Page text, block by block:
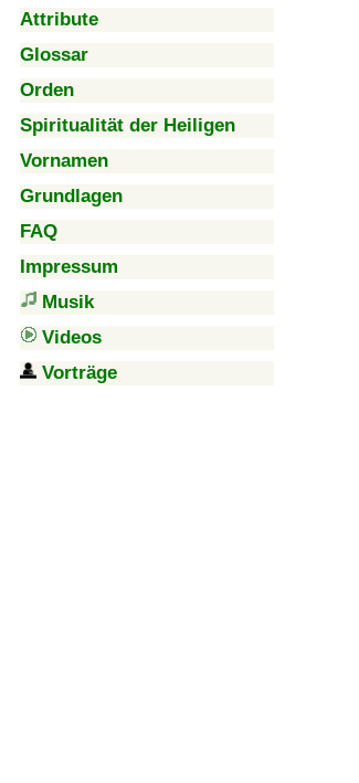
Attribute
Glossar
Orden
Spiritualität der Heiligen
Vornamen
Grundlagen
FAQ
Impressum
Musik
Videos
Vorträge